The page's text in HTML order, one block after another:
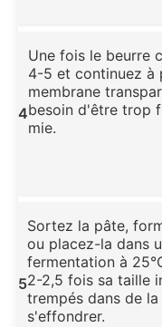
4
Une fois le beurre
4-5 et continuez à
membrane
besoin d'être trop
mie.
5
Sortez la pâte,
ou placez-la dans
fermentation à
2-2,5 fois sa taille
trempés dans de
s'effondrer.